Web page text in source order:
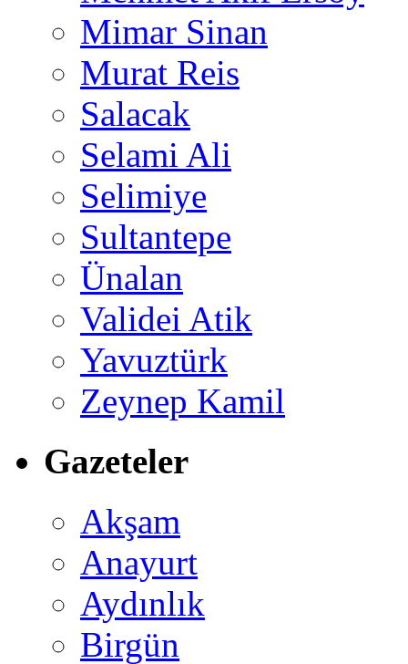
Mimar Sinan
Murat Reis
Salacak
Selami Ali
Selimiye
Sultantepe
Ünalan
Validei Atik
Yavuztürk
Zeynep Kamil
Gazeteler
Akşam
Anayurt
Aydınlık
Birgün